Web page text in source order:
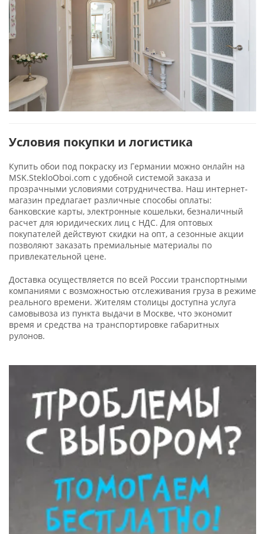
Условия покупки и логистика
Купить обои под покраску из Германии можно онлайн на
MSK.StekloOboi.com с удобной системой заказа и
прозрачными условиями сотрудничества. Наш интернет-
магазин предлагает различные способы оплаты:
банковские карты, электронные кошельки, безналичный
расчет для юридических лиц с НДС. Для оптовых
покупателей действуют скидки на опт, а сезонные акции
позволяют заказать премиальные материалы по
привлекательной цене.
Доставка осуществляется по всей России транспортными
компаниями с возможностью отслеживания груза в режиме
реального времени. Жителям столицы доступна услуга
самовывоза из пункта выдачи в Москве, что экономит
время и средства на транспортировке габаритных
рулонов.